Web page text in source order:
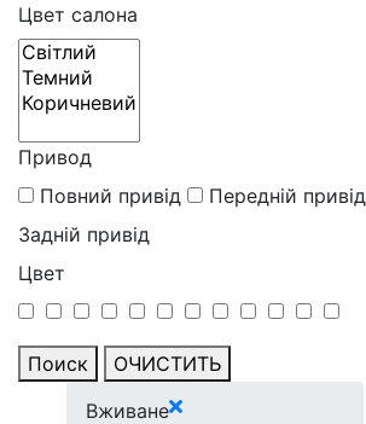
Цвет салона
Привод
Повний привід
Передній привід
Задній привід
Цвет
Поиск
ОЧИСТИТЬ
Вживане